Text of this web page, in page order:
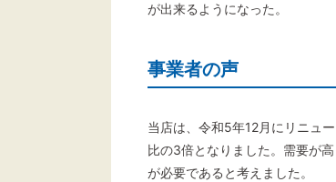
が出来るようになった。
事業者の声
当店は、令和5年12月にリニュ
比の3倍となりました。需要が
が必要であると考えました。